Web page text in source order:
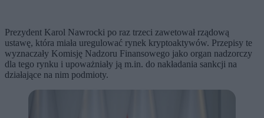
Prezydent Karol Nawrocki po raz trzeci zawetował rządową
ustawę, która miała uregulować rynek kryptoaktywów. Przepisy te
wyznaczały Komisję Nadzoru Finansowego jako organ nadzorczy
dla tego rynku i upoważniały ją m.in. do nakładania sankcji na
działające na nim podmioty.